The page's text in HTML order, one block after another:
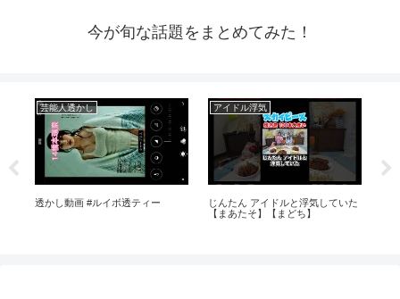
今が旬な話題をまとめてみた！
芸能人透かし
透かし動画 #ルイボ透ティー
アイドル浮気
じんたん アイドルと浮気していた
【まあたそ】【まどち】